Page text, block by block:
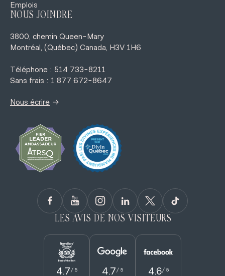
Emplois
LES AVIS DE NOS VISITEURS
4.7 / 5 4.7 / 5 4.6/ 5
NOUS JOINDRE
3800, chemin Queen-Mary
Montréal, (Québec) Canada, H3V 1H6
Téléphone : 514 733-8211
Sans frais : 1 877 672-8647
Nous écrire →